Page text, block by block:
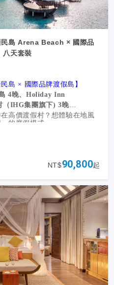
列機場往返水上飛機接送，
，旅程從一落地就超尊榮。
、沙灘泳池別墅、兩房家庭
早鳥優惠、房型升等＆兒童
低每房 NT$188,800 起，部
家贈禮。
也能安心享受浪漫假期。
InterContinental Maldives
Maldives
水飲料無限暢飲
09月01日引頸期盼盛大開幕，
飛機即可抵達。接近聯合國教
擁有絕佳的生態環境，海
客，洲際善於將當地文化特
限制高等房型享有特殊禮
民島 Arena Beach × 國際品
天套裝
島 × 國際品牌渡假島】
4晚、Holiday Inn
（IHG集團旗下) 3晚
高價渡假村？想體驗在地風
瑚一次看
又療癒
地夫的純粹藍
品牌渡假村
Holiday Inn
的來
潛體驗
享受
的度假模式。
NT$90,800起